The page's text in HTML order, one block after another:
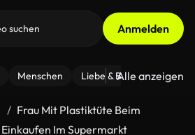
Anmelden
Menschen Liebe & Beziehungen
Alle anzeigen
Frau Mit Plastiktüte Beim
Einkaufen Im Supermarkt